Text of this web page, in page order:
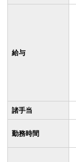
給与
諸手当
勤務時間